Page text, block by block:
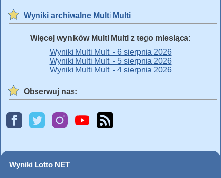
Wyniki archiwalne Multi Multi
Więcej wyników Multi Multi z tego miesiąca:
Wyniki Multi Multi - 6 sierpnia 2026
Wyniki Multi Multi - 5 sierpnia 2026
Wyniki Multi Multi - 4 sierpnia 2026
Obserwuj nas:
Wyniki Lotto NET